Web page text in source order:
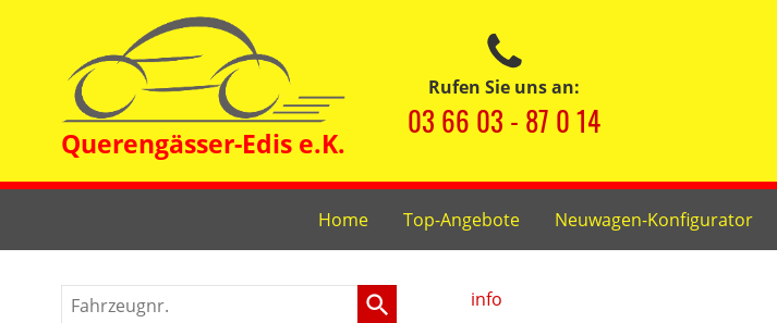
Rufen Sie uns an:
03 66 03 - 87 0 14
Home Top-Angebote Neuwagen-Konfigurator
info
Fahrzeugnr.